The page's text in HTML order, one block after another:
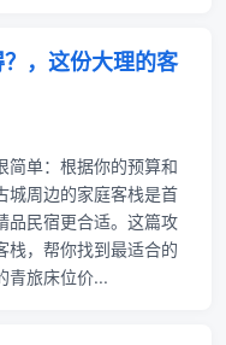
，这份大理的客
简单：根据你的预算和
城周边的家庭客栈是首
品民宿更合适。这篇攻
栈，帮你找到最适合的
青旅床位价...